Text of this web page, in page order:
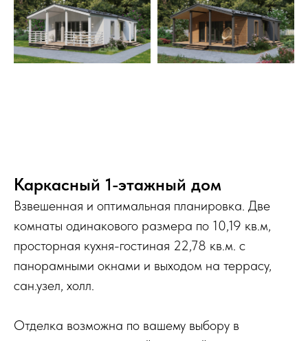
Каркасный 1-этажный дом
Взвешенная и оптимальная планировка. Две
комнаты одинакового размера по 10,19 кв.м,
просторная кухня-гостиная 22,78 кв.м. с
панорамными окнами и выходом на террасу,
сан.узел, холл.
Отделка возможна по вашему выбору в